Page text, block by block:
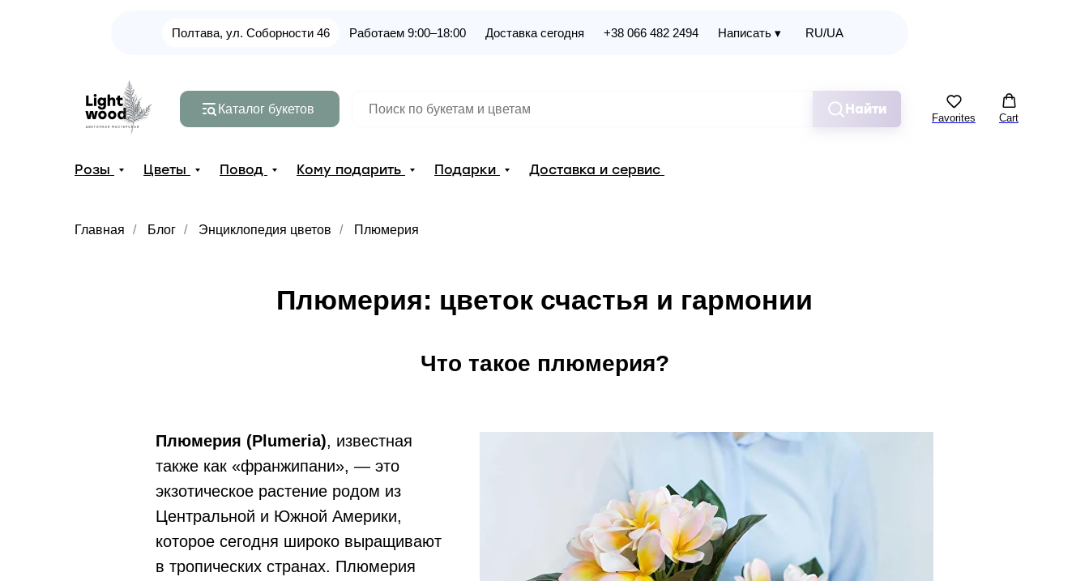
Полтава, ул. Соборности 46 Работаем 9:00–18:00 Доставка сегодня +38 066 482 2494 Написать ▾ RU/UA
Каталог букетов Найти
Favorites Cart
Розы Цветы Повод Кому подарить Подарки Доставка и сервис
Главная / Блог / Энциклопедия цветов / Плюмерия
Плюмерия: цветок счастья и гармонии
Что такое плюмерия?
Плюмерия (Plumeria), известная
также как «франжипани», — это
экзотическое растение родом из
Центральной и Южной Америки,
которое сегодня широко выращивают
в тропических странах. Плюмерия